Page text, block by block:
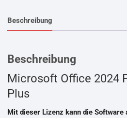
Beschreibung
Beschreibung
Microsoft Office 2024
Plus
Mit dieser Lizenz kann die Software